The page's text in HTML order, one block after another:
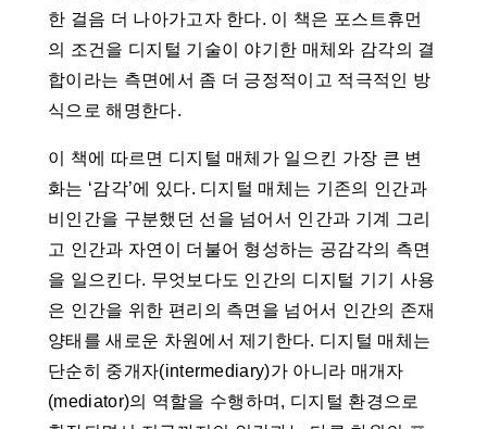
한 걸음 더 나아가고자 한다. 이 책은 포스트휴먼
의 조건을 디지털 기술이 야기한 매체와 감각의 결
합이라는 측면에서 좀 더 긍정적이고 적극적인 방
식으로 해명한다.
이 책에 따르면 디지털 매체가 일으킨 가장 큰 변
화는 ‘감각’에 있다. 디지털 매체는 기존의 인간과
비인간을 구분했던 선을 넘어서 인간과 기계 그리
고 인간과 자연이 더불어 형성하는 공감각의 측면
을 일으킨다. 무엇보다도 인간의 디지털 기기 사용
은 인간을 위한 편리의 측면을 넘어서 인간의 존재
양태를 새로운 차원에서 제기한다. 디지털 매체는
단순히 중개자(intermediary)가 아니라 매개자
(mediator)의 역할을 수행하며, 디지털 환경으로